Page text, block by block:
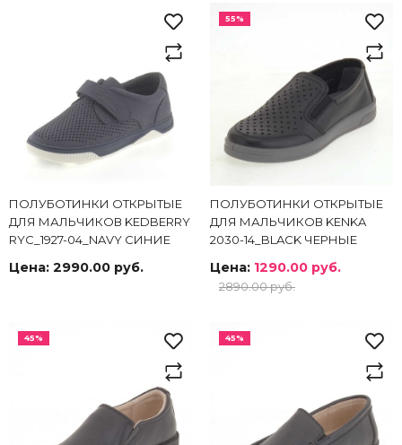
ПОЛУБОТИНКИ ОТКРЫТЫЕ
ДЛЯ МАЛЬЧИКОВ KEDBERRY
RYC_1927-04_NAVY СИНИЕ
Цена: 2990.00 руб.
55%
ПОЛУБОТИНКИ ОТКРЫТЫЕ
ДЛЯ МАЛЬЧИКОВ KENKA
2030-14_BLACK ЧЕРНЫЕ
Цена: 1290.00 руб.
2890.00 руб.
45% 45%